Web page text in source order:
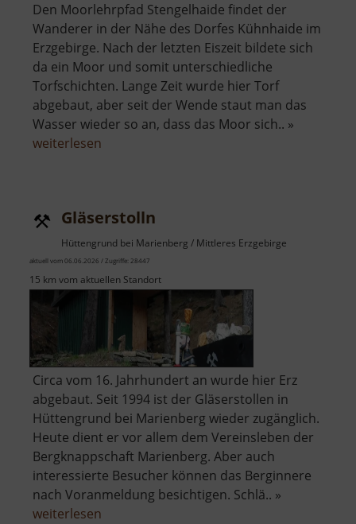
Den Moorlehrpfad Stengelhaide findet der
Wanderer in der Nähe des Dorfes Kühnhaide im
Erzgebirge. Nach der letzten Eiszeit bildete sich
da ein Moor und somit unterschiedliche
Torfschichten. Lange Zeit wurde hier Torf
abgebaut, aber seit der Wende staut man das
Wasser wieder so an, dass das Moor sich.. »
weiterlesen
Gläserstolln
Hüttengrund bei Marienberg / Mittleres Erzgebirge
aktuell vom 06.06.2026 / Zugriffe: 28447
15 km vom aktuellen Standort
Circa vom 16. Jahrhundert an wurde hier Erz
abgebaut. Seit 1994 ist der Gläserstollen in
Hüttengrund bei Marienberg wieder zugänglich.
Heute dient er vor allem dem Vereinsleben der
Bergknappschaft Marienberg. Aber auch
interessierte Besucher können das Berginnere
nach Voranmeldung besichtigen. Schlä.. »
weiterlesen